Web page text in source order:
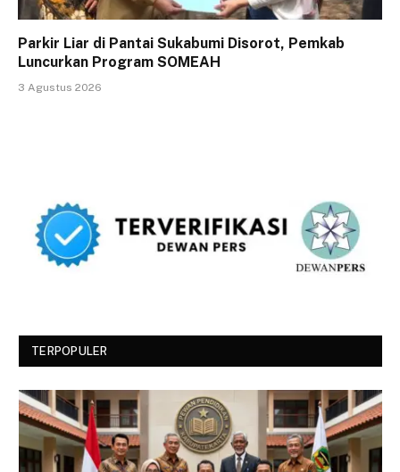
Parkir Liar di Pantai Sukabumi Disorot, Pemkab
Luncurkan Program SOMEAH
3 Agustus 2026
TERPOPULER